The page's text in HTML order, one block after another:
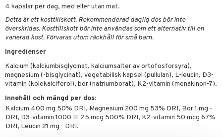
4 kapslar per dag, med eller utan mat.
Detta är ett kosttillskott. Rekommenderad daglig dos bör inte
överskridas. Kosttillskott bör inte användas som ett alternativ till en
varierad kost. Förvaras utom räckhåll för små barn.
Ingredienser
Kalcium (kalciumbisglycinat, kalciumsalter av ortofosforsyra),
magnesium (-bisglycinat), vegetabilisk kapsel (pullulan), L-leucin, D3-
vitamin (kolekalciferol), bor (natriumborat), K2-vitamin (menakinon-7).
Innehåll och mängd per dos:
Kalcium 400 mg 50% DRI, Magnesium 200 mg 53% DRI, Bor 1 mg -
DRI, D3-vitamin 1000 IE 25 mcg 500% DRI, K2-vitamin 50 mcg 67%
DRI, Leucin 21 mg - DRI.
fot
dusch & tvål
K
svar